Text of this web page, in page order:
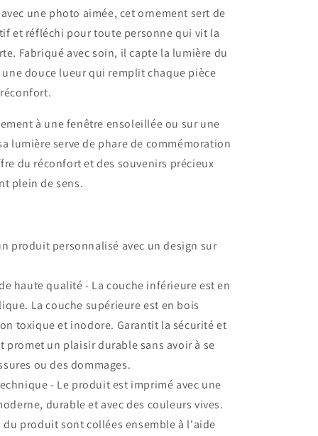
une photo aimée, cet ornement sert de
et réfléchi pour toute personne qui vit la
Fabriqué avec soin, il capte la lumière du
douce lueur qui remplit chaque pièce
à une fenêtre ensoleillée ou sur une
lumière serve de phare de commémoration
du réconfort et des souvenirs précieux
plein de sens.
produit personnalisé avec un design sur
haute qualité - La couche inférieure est en
La couche supérieure est en bois
toxique et inodore. Garantit la sécurité et
promet un plaisir durable sans avoir à se
ou des dommages.
- Le produit est imprimé avec une
durable et avec des couleurs vives.
du produit sont collées ensemble à l'aide